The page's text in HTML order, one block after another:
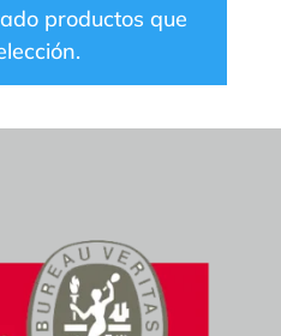
productos que